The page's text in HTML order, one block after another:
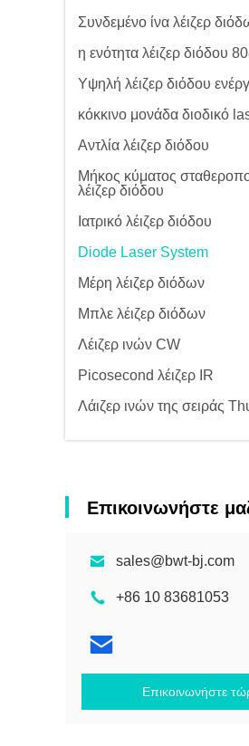
Συνδεμένο ίνα λέιζερ
η ενότητα λέιζερ διόδου
Υψηλή λέιζερ διόδου
κόκκινο μονάδα διοδικό
Αντλία λέιζερ διόδου
Μήκος κύματος
λέιζερ διόδου
Ιατρικό λέιζερ διόδου
Diode Laser System
Μέρη λέιζερ διόδων
Μπλε λέιζερ διόδων
Λέιζερ ινών CW
Picosecond λέιζερ IR
Λάιζερ ινών της σειράς
Επικοινωνήστε
sales@bwt-bj.com
+86 10 83681053
Επικοινωνήστε